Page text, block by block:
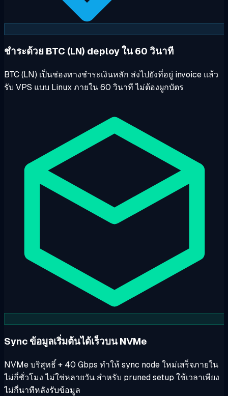
ชำระด้วย BTC (LN) deploy ใน 60 วินาที
BTC (LN) เป็นช่องทางชำระเงินหลัก ส่งไปยังที่อยู่ invoice แล้ว
รับ VPS แบบ Linux ภายใน 60 วินาที ไม่ต้องผูกบัตร
Sync ข้อมูลเริ่มต้นได้เร็วบน NVMe
NVMe บริสุทธิ์ + 40 Gbps ทำให้ sync node ใหม่เสร็จภายใน
ไม่กี่ชั่วโมง ไม่ใช่หลายวัน สำหรับ pruned setup ใช้เวลาเพียง
ไม่กี่นาทีหลังรับข้อมูล